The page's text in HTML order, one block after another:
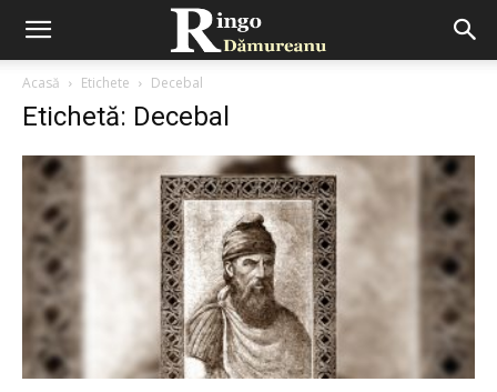
Acasă Etichete Decebal
Etichetă: Decebal